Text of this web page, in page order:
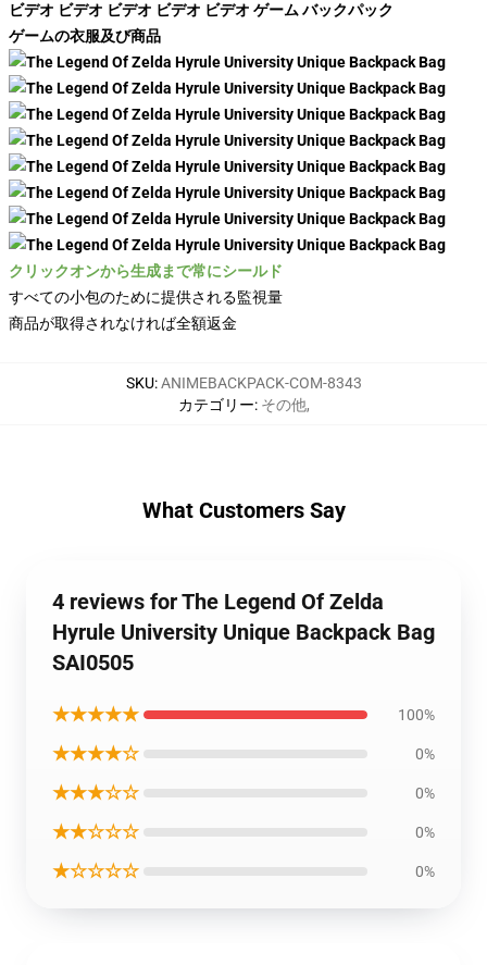
ビデオ ビデオ ビデオ ビデオ ビデオ ゲーム バックパック
ゲームの衣服及び商品
クリックオンから生成まで常にシールド
すべての小包のために提供される監視量
商品が取得されなければ全額返金
SKU:ANIMEBACKPACK-COM-8343
カテゴリー: その他,
What Customers Say
4 reviews for The Legend Of Zelda
Hyrule University Unique Backpack Bag
SAI0505
★★★★★ 100%
★★★★☆ 0%
★★★☆☆ 0%
★★☆☆☆ 0%
★☆☆☆☆ 0%